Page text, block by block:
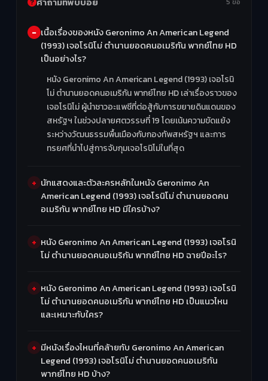
เนื้อเรื่องของหนัง Geronimo An American Legend
(1993) เจอโรนิโม่ ตำนานยอดคนอเมริกัน พากย์ไทย HD
เป็นอย่างไร?
หนัง Geronimo An American Legend (1993) เจอโรนิ
โม่ ตำนานยอดคนอเมริกัน พากย์ไทย HD เล่าเรื่องราวของ
เจอโรนิโม่ ผู้นำชาวอะแพชีที่ต่อสู้กับการขยายดินแดนของ
สหรัฐฯ ในช่วงปลายศตวรรษที่ 19 โดยเน้นความขัดแย้ง
ระหว่างวัฒนธรรมพื้นเมืองกับกองทัพสหรัฐฯ และการ
ทรยศที่นำไปสู่การจับกุมเจอโรนิโม่ในที่สุด
นักแสดงและตัวละครหลักในหนัง Geronimo An
American Legend (1993) เจอโรนิโม่ ตำนานยอดคน
อเมริกัน พากย์ไทย HD มีใครบ้าง?
หนัง Geronimo An American Legend (1993) เจอโรนิ
โม่ ตำนานยอดคนอเมริกัน พากย์ไทย HD ฉายปีอะไร?
หนัง Geronimo An American Legend (1993) เจอโรนิ
โม่ ตำนานยอดคนอเมริกัน พากย์ไทย HD เป็นแนวไหน
และเหมาะกับใคร?
มีหนังเรื่องไหนที่คล้ายกับ Geronimo An American
Legend (1993) เจอโรนิโม่ ตำนานยอดคนอเมริกัน
พากย์ไทย HD บ้าง?